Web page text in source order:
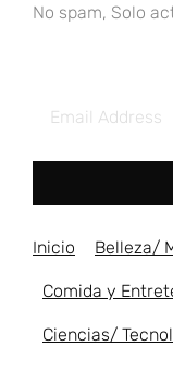
No spam, Solo
Inicio Belleza/
Comida y
Ciencias/